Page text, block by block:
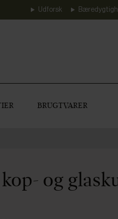
Udforsk
BRUGTVARER
og